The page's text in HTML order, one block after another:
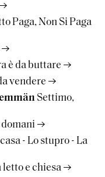
Paga, Non Si Paga
è da buttare
vendere
Settimo,
- Lo stupro - La
letto e chiesa